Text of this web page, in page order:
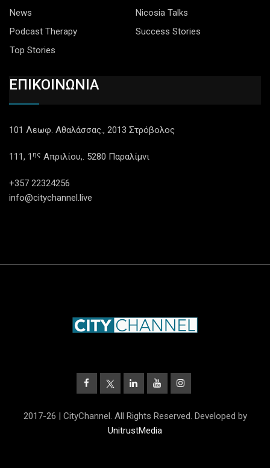
News
Nicosia Talks
Podcast Therapy
Success Stories
Top Stories
ΕΠΙΚΟΙΝΩΝΙΑ
101 Λεωφ. Αθαλάσσας., 2013 Στρόβολος
111, 1 ης Απριλίου,. 5280 Παραλίμνι
+357 22324256
info@citychannel.live
2017-26 | CityChannel. All Rights Reserved. Developed by
UnitrustMedia